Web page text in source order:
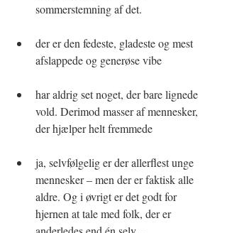
sommerstemning af det.
der er den fedeste, gladeste og mest
afslappede og generøse vibe
har aldrig set noget, der bare lignede
vold. Derimod masser af mennesker,
der hjælper helt fremmede
ja, selvfølgelig er der allerflest unge
mennesker – men der er faktisk alle
aldre. Og i øvrigt er det godt for
hjernen at tale med folk, der er